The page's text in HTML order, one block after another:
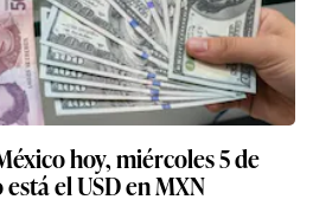
hoy, miércoles 5 de
el USD en MXN